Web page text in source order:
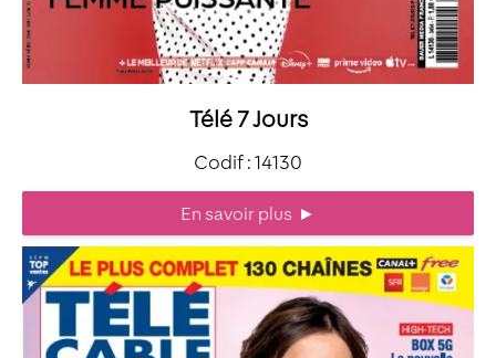
Télé 7 Jours
Codif : 14130
En savoir plus ►